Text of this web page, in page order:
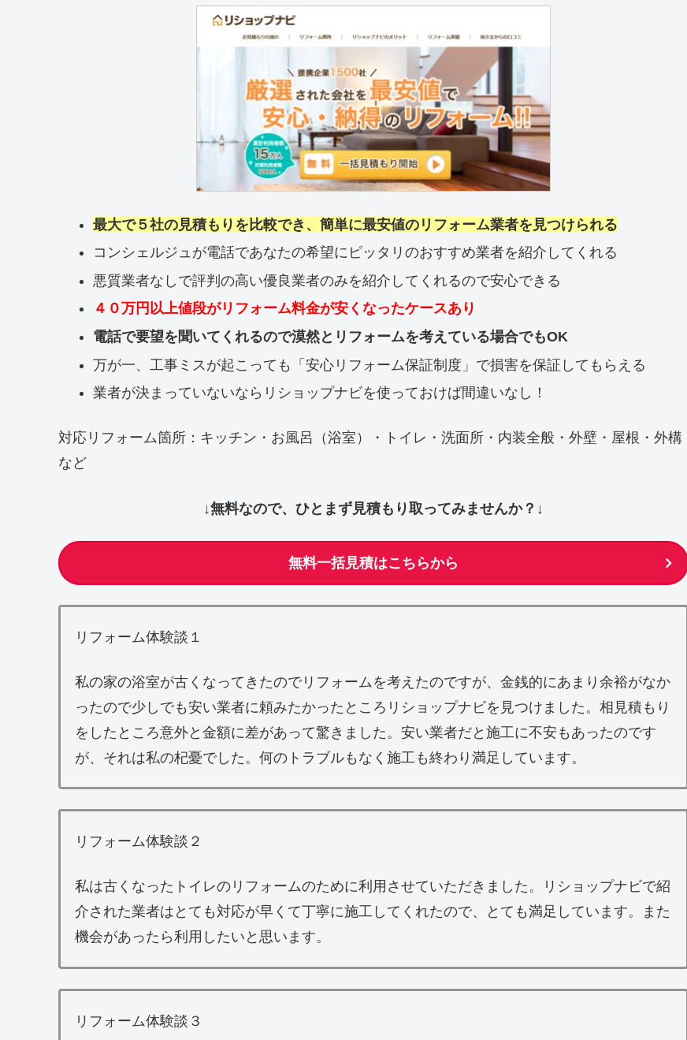
最大で５社の見積もりを比較でき、簡単に最安値のリフォーム業者を見つけられる
コンシェルジュが電話であなたの希望にピッタリのおすすめ業者を紹介してくれる
悪質業者なしで評判の高い優良業者のみを紹介してくれるので安心できる
４０万円以上値段がリフォーム料金が安くなったケースあり
電話で要望を聞いてくれるので漠然とリフォームを考えている場合でもOK
万が一、工事ミスが起こっても「安心リフォーム保証制度」で損害を保証してもらえる
業者が決まっていないならリショップナビを使っておけば間違いなし！
対応リフォーム箇所：キッチン・お風呂（浴室）・トイレ・洗面所・内装全般・外壁・屋根・外構
など
↓無料なので、ひとまず見積もり取ってみませんか？↓
無料一括見積はこちらから
リフォーム体験談１
私の家の浴室が古くなってきたのでリフォームを考えたのですが、金銭的にあまり余裕がなか
ったので少しでも安い業者に頼みたかったところリショップナビを見つけました。相見積もり
をしたところ意外と金額に差があって驚きました。安い業者だと施工に不安もあったのです
が、それは私の杞憂でした。何のトラブルもなく施工も終わり満足しています。
リフォーム体験談２
私は古くなったトイレのリフォームのために利用させていただきました。リショップナビで紹
介された業者はとても対応が早くて丁寧に施工してくれたので、とても満足しています。また
機会があったら利用したいと思います。
リフォーム体験談３